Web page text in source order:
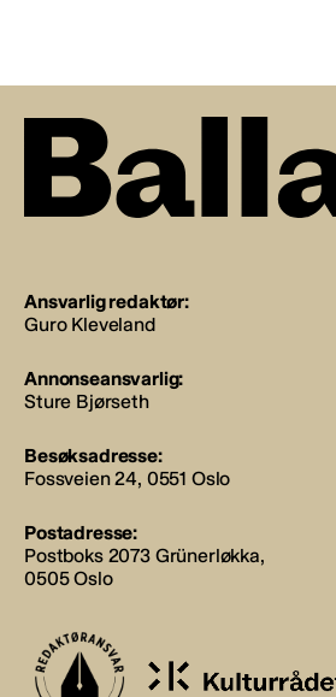
Ansvarlig redaktør:
Guro Kleveland
Annonseansvarlig:
Sture Bjørseth
Besøksadresse:
Fossveien 24, 0551 Oslo
Postadresse:
Postboks 2073 Grünerløkka,
0505 Oslo